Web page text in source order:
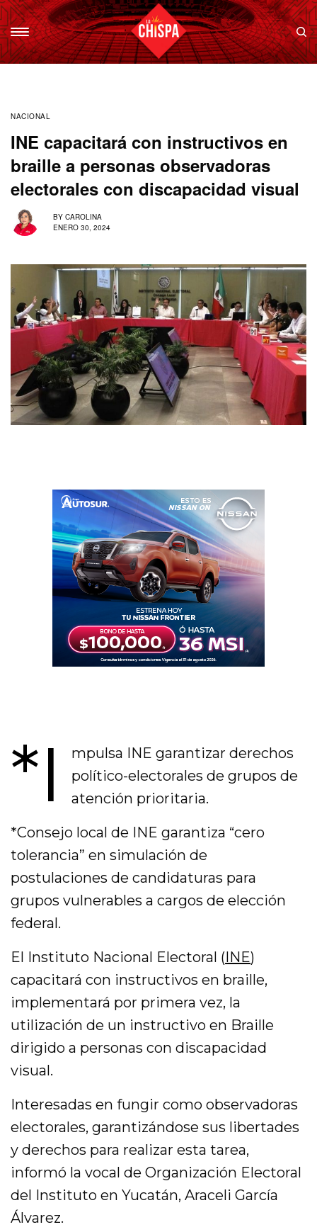
NACIONAL
INE capacitará con instructivos en
braille a personas observadoras
electorales con discapacidad visual
BY CAROLINA
ENERO 30, 2024
*I
mpulsa INE garantizar derechos
político-electorales de grupos de
atención prioritaria.
*Consejo local de INE garantiza “cero
tolerancia” en simulación de
postulaciones de candidaturas para
grupos vulnerables a cargos de elección
federal.
El Instituto Nacional Electoral (INE)
capacitará con instructivos en braille,
implementará por primera vez, la
utilización de un instructivo en Braille
dirigido a personas con discapacidad
visual.
Interesadas en fungir como observadoras
electorales, garantizándose sus libertades
y derechos para realizar esta tarea,
informó la vocal de Organización Electoral
del Instituto en Yucatán, Araceli García
Álvarez.